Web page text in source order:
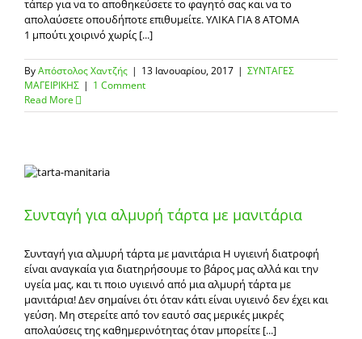
τάπερ για να το αποθηκεύσετε το φαγητό σας και να το
απολαύσετε οπουδήποτε επιθυμείτε. ΥΛΙΚΑ ΓΙΑ 8 ΑΤΟΜΑ
1 μπούτι χοιρινό χωρίς [...]
ByΑπόστολος Χαντζής | 13 Ιανουαρίου, 2017 | ΣΥΝΤΑΓΕΣ
ΜΑΓΕΙΡΙΚΗΣ | 1 Comment
Read More
Συνταγή για αλμυρή τάρτα με μανιτάρια
Συνταγή για αλμυρή τάρτα με μανιτάρια Η υγιεινή διατροφή
είναι αναγκαία για διατηρήσουμε το βάρος μας αλλά και την
υγεία μας, και τι ποιο υγιεινό από μια αλμυρή τάρτα με
μανιτάρια! Δεν σημαίνει ότι όταν κάτι είναι υγιεινό δεν έχει και
γεύση. Μη στερείτε από τον εαυτό σας μερικές μικρές
απολαύσεις της καθημερινότητας όταν μπορείτε [...]